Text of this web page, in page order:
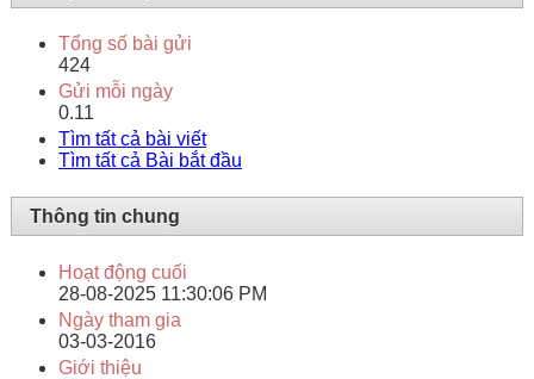
Tổng số bài gửi
424
Gửi mỗi ngày
0.11
Tìm tất cả bài viết
Tìm tất cả Bài bắt đầu
Thông tin chung
Hoạt động cuối
28-08-2025 11:30:06 PM
Ngày tham gia
03-03-2016
Giới thiệu